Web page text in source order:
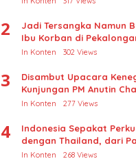
2
Jadi Tersangka Namun
Ibu Korban di
Keseriusan Polisi Tangani
In Konten 302 Views
3
Disambut Upacara
Kunjungan PM Anutin
Perkuat Hubungan
In Konten 277 Views
4
Indonesia Sepakat
dengan Thailand, dari
Ekonomi Digital
In Konten 268 Views